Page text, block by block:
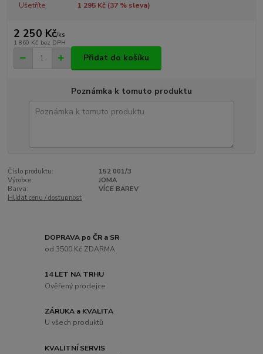
Ušetříte 1 295 Kč (37% sleva)
2 250 Kč/ks
1 860 Kč bez DPH
Přidat do košíku
Poznámka k tomuto produktu
Číslo produktu:
152 001/3
Výrobce:
JOMA
Barva:
VÍCE BAREV
Hlídat cenu / dostupnost
DOPRAVA po ČR a SR
od 3500 Kč ZDARMA
14 LET NA TRHU
Ověřený prodejce
ZÁRUKA a KVALITA
U všech produktů
KVALITNÍ SERVIS